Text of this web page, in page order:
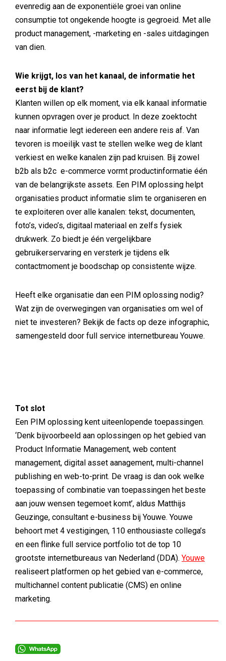
evenredig aan de exponentiële groei van online
consumptie tot ongekende hoogte is gegroeid. Met alle
product management, -marketing en -sales uitdagingen
van dien.
Wie krijgt, los van het kanaal, de informatie het
eerst bij de klant?
Klanten willen op elk moment, via elk kanaal informatie
kunnen opvragen over je product. In deze zoektocht
naar informatie legt iedereen een andere reis af. Van
tevoren is moeilijk vast te stellen welke weg de klant
verkiest en welke kanalen zijn pad kruisen. Bij zowel
b2b als b2c e-commerce vormt productinformatie één
van de belangrijkste assets. Een PIM oplossing helpt
organisaties product informatie slim te organiseren en
te exploiteren over alle kanalen: tekst, documenten,
foto’s, video’s, digitaal materiaal en zelfs fysiek
drukwerk. Zo biedt je één vergelijkbare
gebruikerservaring en versterk je tijdens elk
contactmoment je boodschap op consistente wijze.
Heeft elke organisatie dan een PIM oplossing nodig?
Wat zijn de overwegingen van organisaties om wel of
niet te investeren? Bekijk de facts op deze infographic,
samengesteld door full service internetbureau Youwe.
Tot slot
Een PIM oplossing kent uiteenlopende toepassingen.
‘Denk bijvoorbeeld aan oplossingen op het gebied van
Product Informatie Management, web content
management, digital asset aanagement, multi-channel
publishing en web-to-print. De vraag is dan ook welke
toepassing of combinatie van toepassingen het beste
aan jouw wensen tegemoet komt’, aldus Matthijs
Geuzinge, consultant e-business bij Youwe. Youwe
behoort met 4 vestigingen, 110 enthousiaste collega’s
en een flinke full service portfolio tot de top 10
grootste internetbureaus van Nederland (DDA). Youwe
realiseert platformen op het gebied van e-commerce,
multichannel content publicatie (CMS) en online
marketing.